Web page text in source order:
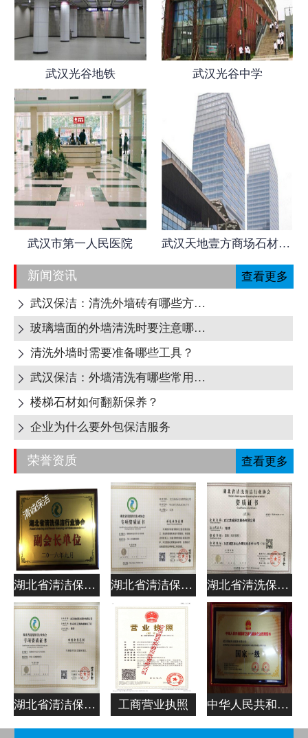
武汉光谷地铁 武汉光谷中学
武汉市第一人民医院 武汉天地壹方商场石材日常养护
新闻资讯 查看更多

武汉保洁：清洗外墙砖有哪些方式呢?

玻璃墙面的外墙清洗时要注意哪些地方呢?
 清洗外墙时需要准备哪些工具？

武汉保洁：外墙清洗有哪些常用清洁剂？
 楼梯石材如何翻新保养？
 企业为什么要外包保洁服务
荣誉资质 查看更多
湖北省清洁保洁行业协会副会长单位 湖北省清洁保洁行业协会专项资质证书 湖北省清洗保洁行业协会资质证书
湖北省清洁保洁行业协会专项资质证书 工商营业执照 中华人民共和国清洁服务企业资质证书